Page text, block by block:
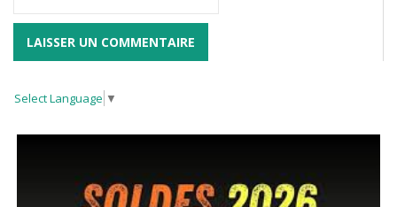
Select Language ▼